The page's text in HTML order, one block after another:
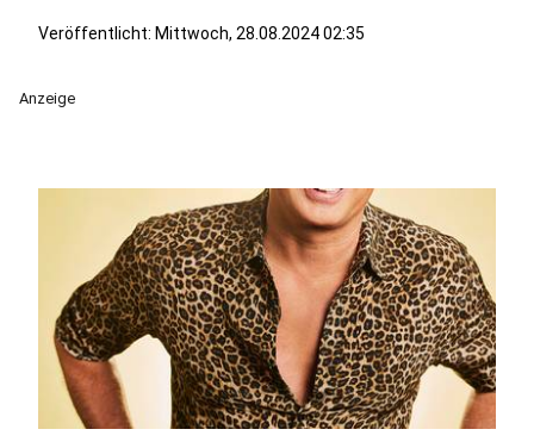
Veröffentlicht: Mittwoch, 28.08.2024 02:35
Anzeige